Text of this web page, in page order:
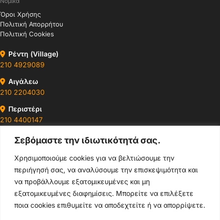
Σεβόμαστε την ιδιωτικότητά σας.
Χρησιμοποιούμε cookies για να βελτιώσουμε την
περιήγησή σας, να αναλύσουμε την επισκεψιμότητα και
να προβάλλουμε εξατομικευμένες και μη
εξατομικευμένες διαφημίσεις. Μπορείτε να επιλέξετε
ποια cookies επιθυμείτε να αποδεχτείτε ή να απορρίψετε.
Όροι Χρήσης
Πολιτική Απορρήτου
Πολιτική Cookies
Ρέντη (Village)
210 4929089
Αιγάλεω
210 2204030
Περιστέρι
210 4400147
Ωράρια & Διευθύνσεις →
210 4929089
Κεντρικό τηλέφωνο
info@thikishop.gr